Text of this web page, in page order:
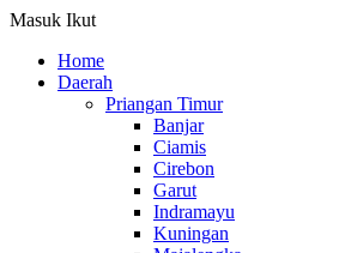
Masuk Ikut
Home
Daerah
Priangan Timur
Banjar
Ciamis
Cirebon
Garut
Indramayu
Kuningan